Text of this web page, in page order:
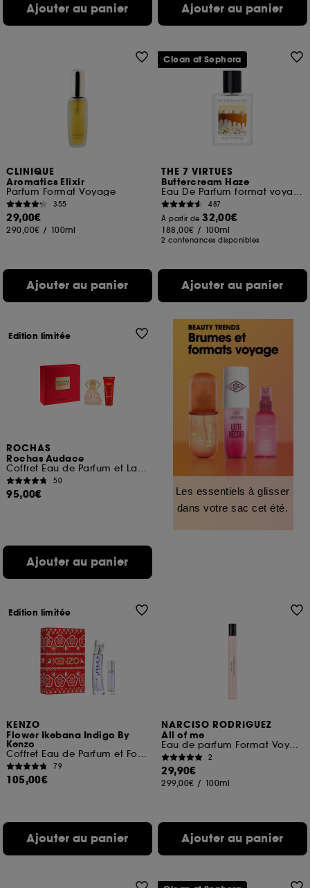
Ajouter au panier Ajouter au panier
CLINIQUE
Aromatics Elixir
Parfum Format Voyage
355
29,00€
290,00€ / 100ml
Ajouter au panier
THE 7 VIRTUES
Buttercream Haze
Eau De Parfum format voyage
487
À partir de32,00€
188,00€ / 100ml
2 contenances disponibles
Ajouter au panier
Clean at Sephora
ROCHAS
Rochas Audace
Coffret Eau de Parfum et Lait Corps
50
95,00€
Ajouter au panier
Edition limitée
Les essentiels à glisser
dans votre sac cet été.
KENZO
Flower Ikebana Indigo By
Kenzo
Coffret Eau de Parfum et Format Voyage
79
105,00€
Ajouter au panier
Edition limitée
NARCISO RODRIGUEZ
All of me
Eau de parfum Format Voyage
2
29,90€
299,00€ / 100ml
Ajouter au panier